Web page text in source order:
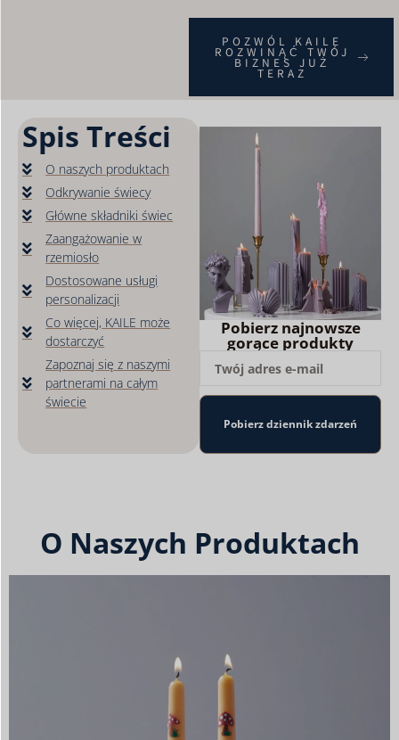
POZWÓL KAILE
ROZWINĄĆ TWÓJ
BIZNES JUŻ
TERAZ
Spis Treści
O naszych produktach
Odkrywanie świecy
Główne składniki świec
Zaangażowanie w
rzemiosło
Dostosowane usługi
personalizacji
Co więcej, KAILE może
dostarczyć
Zapoznaj się z naszymi
partnerami na całym
świecie
Pobierz najnowsze
gorące produkty
Pobierz dziennik zdarzeń
O Naszych Produktach